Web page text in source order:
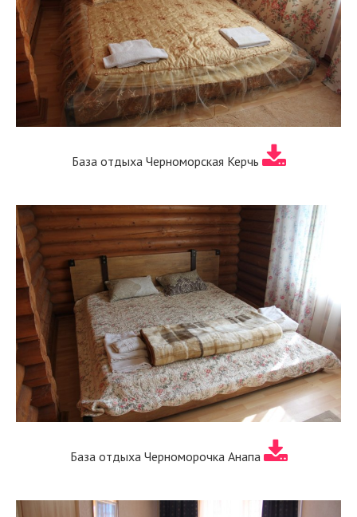
База отдыха Черноморская Керчь
База отдыха Черноморочка Анапа